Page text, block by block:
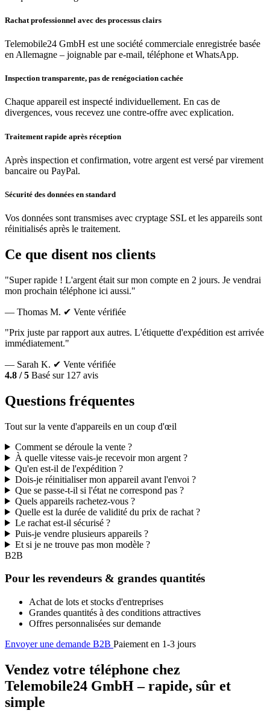
Rachat professionnel avec des processus clairs
Telemobile24 GmbH est une société commerciale enregistrée basée
en Allemagne – joignable par e-mail, téléphone et WhatsApp.
Inspection transparente, pas de renégociation cachée
Chaque appareil est inspecté individuellement. En cas de
divergences, vous recevez une contre-offre avec explication.
Traitement rapide après réception
Après inspection et confirmation, votre argent est versé par virement
bancaire ou PayPal.
Sécurité des données en standard
Vos données sont transmises avec cryptage SSL et les appareils sont
réinitialisés après le traitement.
Ce que disent nos clients
"Super rapide ! L'argent était sur mon compte en 2 jours. Je vendrai
mon prochain téléphone ici aussi."
— Thomas M. ✔ Vente vérifiée
"Prix juste par rapport aux autres. L'étiquette d'expédition est arrivée
immédiatement."
— Sarah K. ✔ Vente vérifiée
4.8 / 5 Basé sur 127 avis
Questions fréquentes
Tout sur la vente d'appareils en un coup d'œil
Comment se déroule la vente ?
À quelle vitesse vais-je recevoir mon argent ?
Qu'en est-il de l'expédition ?
Dois-je réinitialiser mon appareil avant l'envoi ?
Que se passe-t-il si l'état ne correspond pas ?
Quels appareils rachetez-vous ?
Quelle est la durée de validité du prix de rachat ?
Le rachat est-il sécurisé ?
Puis-je vendre plusieurs appareils ?
Et si je ne trouve pas mon modèle ?
B2B
Pour les revendeurs & grandes quantités
Achat de lots et stocks d'entreprises
Grandes quantités à des conditions attractives
Offres personnalisées sur demande
Envoyer une demande B2B Paiement en 1-3 jours
Vendez votre téléphone chez
Telemobile24 GmbH – rapide, sûr et
simple